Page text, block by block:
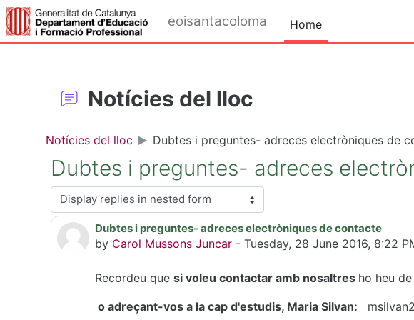
Skip to main content
eoisantacoloma Home
Notícies del lloc
Notícies del lloc Dubtes i preguntes- adreces electròniques de
Dubtes i preguntes- adreces
Display mode
Dubtes i preguntes- adreces electròniques de contacte
by Carol Mussons Juncar - Tuesday, 28 June 2016, 8:22
Number of replies: 0
Recordeu que si voleu contactar amb nosaltres ho heu
o adreçant-vos a la cap d'estudis, Maria Silvan: